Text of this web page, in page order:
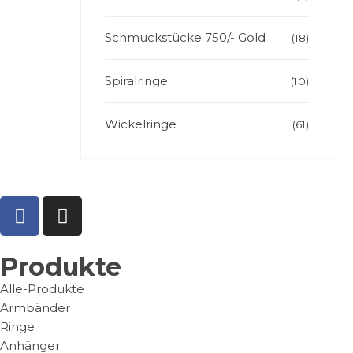
Schmuckstücke 750/- Gold (18)
Spiralringe (10)
Wickelringe (61)
Produkte
Alle-Produkte
Armbänder
Ringe
Anhänger